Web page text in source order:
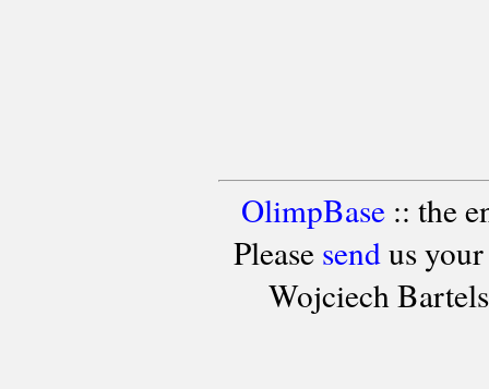
OlimpBase:: the
Please sendus your
Wojciech